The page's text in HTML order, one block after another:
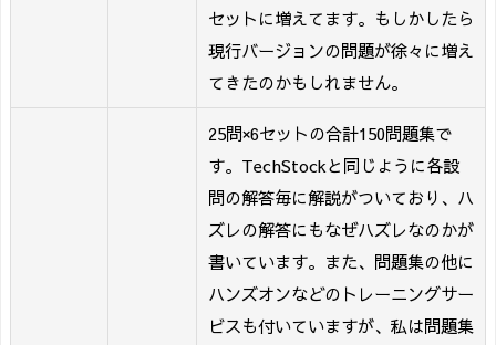
セットに増えてます。もしかしたら
現行バージョンの問題が徐々に増え
てきたのかもしれません。
25問×6セットの合計150問題集で
す。TechStockと同じように各設
問の解答毎に解説がついており、ハ
ズレの解答にもなぜハズレなのかが
書いています。また、問題集の他に
ハンズオンなどのトレーニングサー
ビスも付いていますが、私は問題集